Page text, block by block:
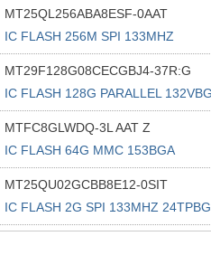
MT25QL256ABA8ESF-0AAT
IC FLASH 256M SPI 133MHZ
16SOP2
MT29F128G08CECGBJ4-37R:G
IC FLASH 128G PARALLEL
MTFC8GLWDQ-3L AAT Z
IC FLASH 64G MMC 153BGA
MT25QU02GCBB8E12-0SIT
IC FLASH 2G SPI 133MHZ